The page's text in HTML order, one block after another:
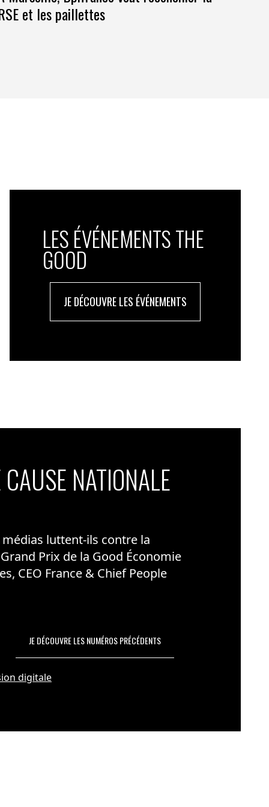
et les paillettes
LES ÉVÉNEMENTS THE
GOOD
JE DÉCOUVRE LES ÉVÉNEMENTS
NATIONALE
luttent-ils contre la
Prix de la Good Économie
CEO France & Chief People
JE DÉCOUVRE LES NUMÉROS PRÉCÉDENTS
digitale